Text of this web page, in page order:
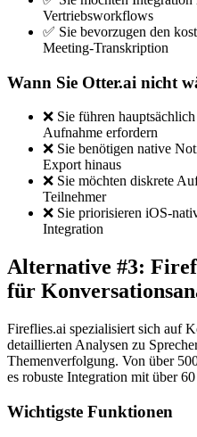
Vertriebsworkflows
✅ Sie bevorzugen den
Meeting-Transkription
Wann Sie Otter.ai nicht
❌ Sie führen
Aufnahme erfordern
❌ Sie benötigen native
Export hinaus
❌ Sie möchten diskrete
Teilnehmer
❌ Sie priorisieren iOS-
Integration
Alternative #3:
für
Fireflies.ai spezialisiert sich auf
detaillierten Analysen zu
Themenverfolgung. Von über
es robuste Integration mit über
Wichtigste Funktionen